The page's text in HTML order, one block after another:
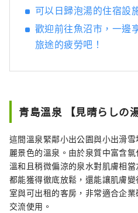
可以日歸泡湯的住宿設
歡迎前往魚沼市，一邊
旅途的疲勞吧！
青島溫泉 【見晴らしの
這間溫泉緊鄰小出公園與小出滑
麗景色的溫泉。由於泉質中富含
溫和且稍微偏涼的泉水對肌膚相
都能獲得徹底放鬆，還能讓肌膚
室與可出租的客房，非常適合企
交流使用。